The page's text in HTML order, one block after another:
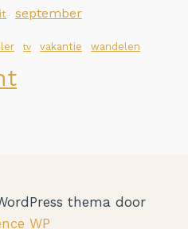
september
tv vakantie wandelen
thema door
WP